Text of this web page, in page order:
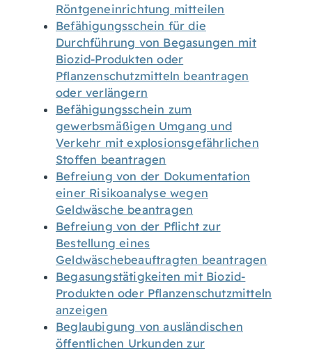
Röntgeneinrichtung mitteilen
Befähigungsschein für die
Durchführung von Begasungen mit
Biozid-Produkten oder
Pflanzenschutzmitteln beantragen
oder verlängern
Befähigungsschein zum
gewerbsmäßigen Umgang und
Verkehr mit explosionsgefährlichen
Stoffen beantragen
Befreiung von der Dokumentation
einer Risikoanalyse wegen
Geldwäsche beantragen
Befreiung von der Pflicht zur
Bestellung eines
Geldwäschebeauftragten beantragen
Begasungstätigkeiten mit Biozid-
Produkten oder Pflanzenschutzmitteln
anzeigen
Beglaubigung von ausländischen
öffentlichen Urkunden zur